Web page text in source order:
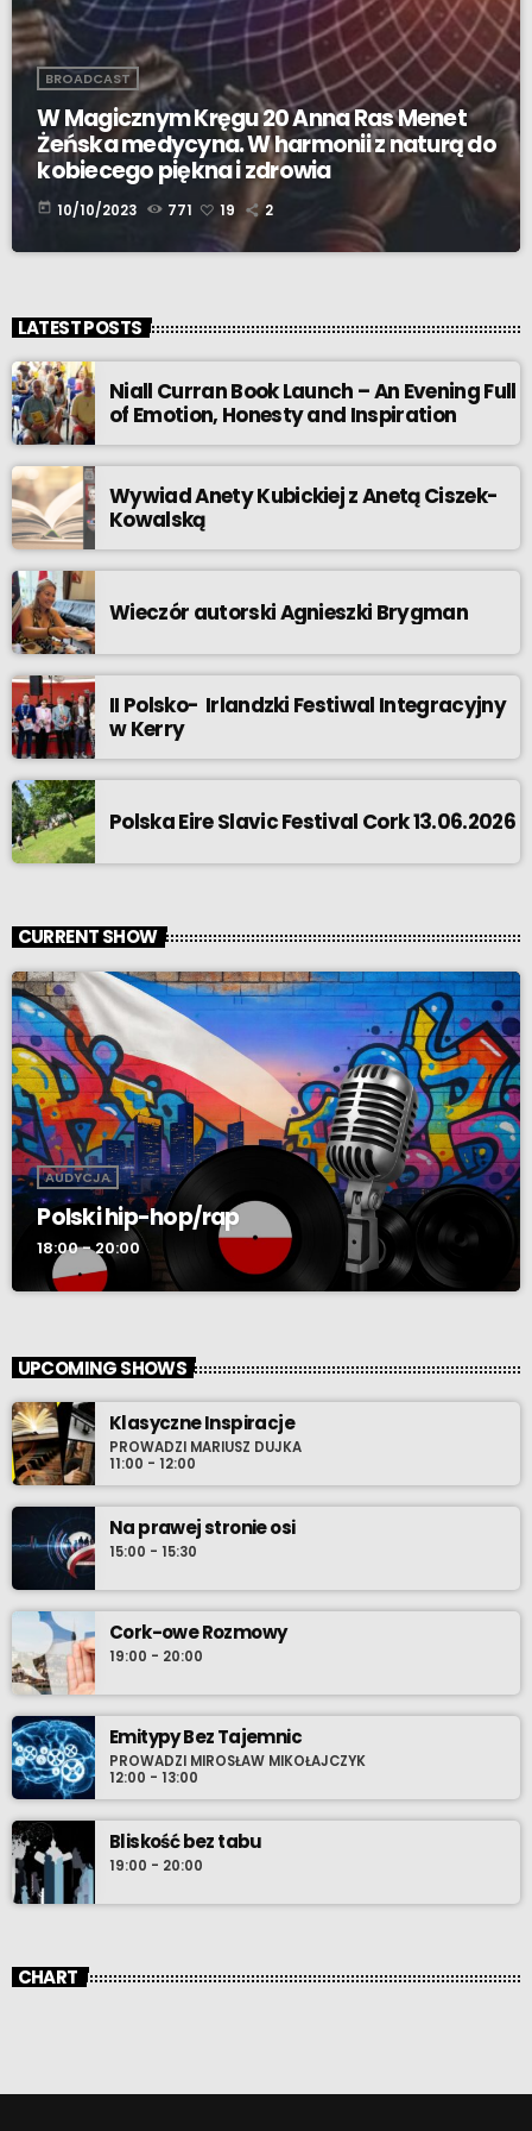
BROADCAST
W Magicznym Kręgu 20 Anna Ras Menet
Żeńska medycyna. W harmonii z naturą do
kobiecego piękna i zdrowia
today 10/10/2023 771 19 2
LATEST POSTS
Niall Curran Book Launch – An Evening Full
of Emotion, Honesty and Inspiration
Wywiad Anety Kubickiej z Anetą Ciszek-
Kowalską
Wieczór autorski Agnieszki Brygman
II Polsko- Irlandzki Festiwal Integracyjny
w Kerry
Polska Eire Slavic Festival Cork 13.06.2026
CURRENT SHOW
AUDYCJA
Polski hip-hop/rap
18:00 - 20:00
UPCOMING SHOWS
Klasyczne Inspiracje
PROWADZI MARIUSZ DUJKA
11:00 - 12:00
Na prawej stronie osi
15:00 - 15:30
Cork-owe Rozmowy
19:00 - 20:00
Emitypy Bez Tajemnic
PROWADZI MIROSŁAW MIKOŁAJCZYK
12:00 - 13:00
Bliskość bez tabu
19:00 - 20:00
CHART